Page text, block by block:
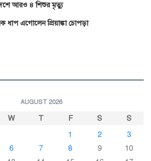
আরও ৪ শিশুর মৃত্যু
এগোলেন প্রিয়াঙ্কা চোপড়া
AUGUST 2026
W T F S
S
1
2
3
6 7 8 9
10